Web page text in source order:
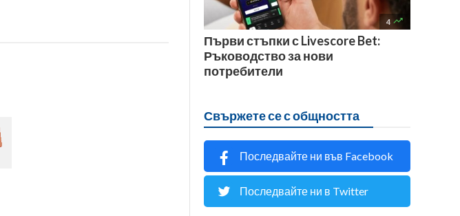
4 
Първи стъпки с Livescore Bet:
Ръководство за нови
потребители
Свържете се с общността
Последвайте ни във Facebook
Последвайте ни в Twitter